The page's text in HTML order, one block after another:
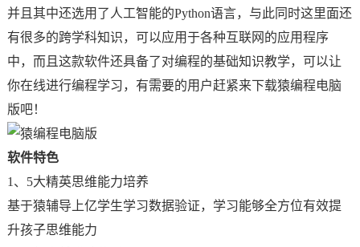
并且其中还选用了人工智能的Python语言，与此同时这里面还
有很多的跨学科知识，可以应用于各种互联网的应用程序
中，而且这款软件还具备了对编程的基础知识教学，可以让
你在线进行编程学习，有需要的用户赶紧来下载猿编程电脑
版吧！
软件特色
1、5大精英思维能力培养
基于猿辅导上亿学生学习数据验证，学习能够全方位有效提
升孩子思维能力